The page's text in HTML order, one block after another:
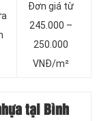
Đơn giá từ
245.000 –
250.000
VNĐ/m²
tại Bình